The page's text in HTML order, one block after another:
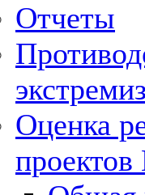
Отчеты
Оценка